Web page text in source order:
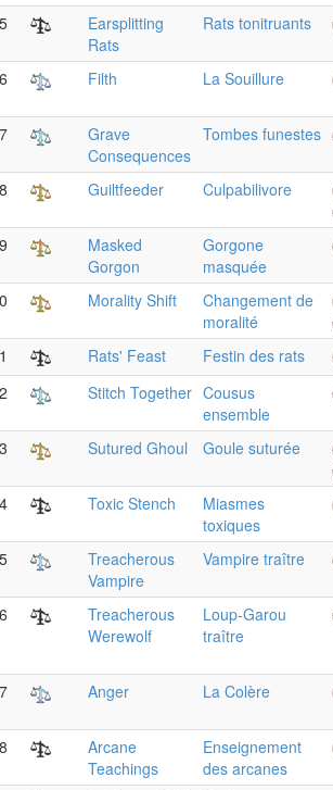
Earsplitting
Rats
Rats tonitruants
Filth La Souillure
Grave
Consequences
Tombes funestes
Guiltfeeder Culpabilivore
Masked
Gorgon
Gorgone
masquée
Morality Shift
Changement de
moralité
Rats' Feast Festin des rats
Stitch Together Cousus
ensemble
Sutured Ghoul Goule suturée
Toxic Stench
Miasmes
toxiques
Treacherous
Vampire
Vampire traître
Treacherous
Werewolf
Loup-Garou
traître
Anger La Colère
Arcane
Teachings
Enseignement
des arcanes